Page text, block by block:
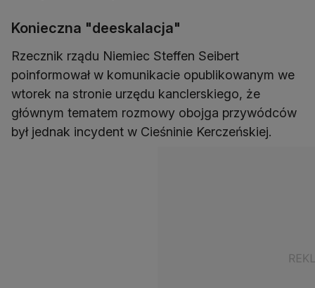
Konieczna "deeskalacja"
Rzecznik rządu Niemiec Steffen Seibert
poinformował w komunikacie opublikowanym we
wtorek na stronie urzędu kanclerskiego, że
głównym tematem rozmowy obojga przywódców
był jednak incydent w Cieśninie Kerczeńskiej.